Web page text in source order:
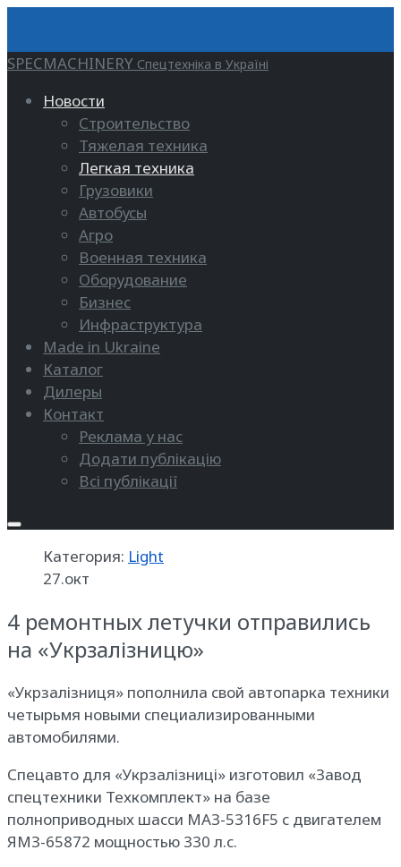
SPECMACHINERY Спецтехніка в Україні
Новости
Строительство
Тяжелая техника
Легкая техника
Грузовики
Автобусы
Агро
Военная техника
Оборудование
Бизнес
Инфраструктура
Made in Ukraine
Каталог
Дилеры
Контакт
Реклама у нас
Додати публікацію
Всі публікації
Категория: Light
27.окт
4 ремонтных летучки отправились
на «Укрзалізницю»
«Укрзалізниця» пополнила свой автопарка техники
четырьмя новыми специализированными
автомобилями.
Спецавто для «Укрзалізниці» изготовил «Завод
спецтехники Техкомплект» на базе
полноприводных шасси МАЗ-5316F5 с двигателем
ЯМЗ-65872 мощностью 330 л.с.